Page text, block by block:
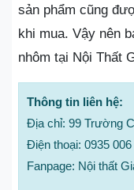
sản phẩm cũng
khi mua. Vậy nên
nhôm tại Nội Thất
Thông tin liên hệ:
Địa chỉ: 99 Trường
Điện thoại: 0935 006
Fanpage: Nội thất